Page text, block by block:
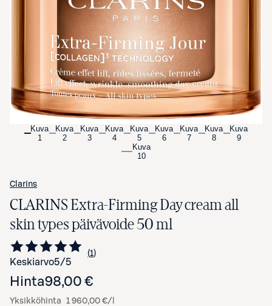
Avaa tuotekuva suurennettuna
Kuva
1
Kuva
2
Kuva
3
Kuva
4
Kuva
5
Kuva
6
Kuva
7
Kuva
8
Kuva
9
Kuva
10
Clarins
CLARINS Extra-Firming Day cream all
skin types päivävoide 50 ml
Keskiarvo5/5 Siirry arvioihin
1
kappale
Hinta98,00 €
Yksikköhinta 1 960,00 €/l